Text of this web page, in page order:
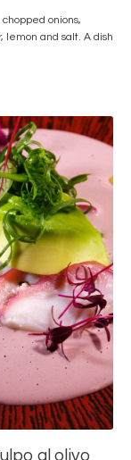
onions,
lemon and salt. A dish
al olivo